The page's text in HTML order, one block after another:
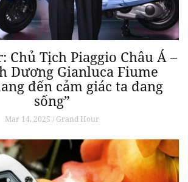
Chủ Tịch Piaggio Châu Á –
Dương Gianluca Fiume
đến cảm giác ta đang
sống”
Mar 14, 2025 / Grand Hour